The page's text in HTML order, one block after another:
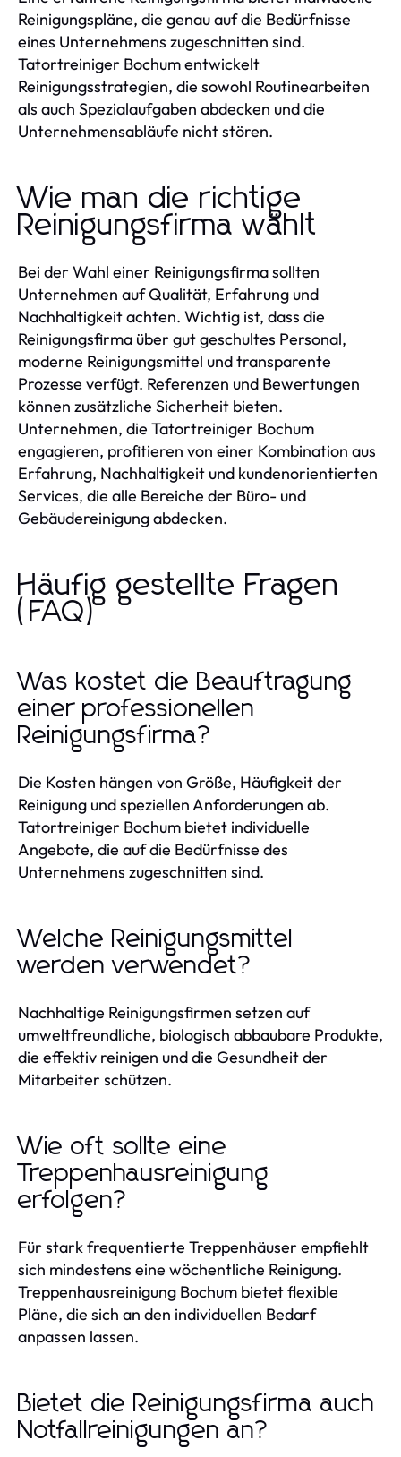
Reinigungspläne, die genau auf die Bedürfnisse
eines Unternehmens zugeschnitten sind.
Tatortreiniger Bochum entwickelt
Reinigungsstrategien, die sowohl Routinearbeiten
als auch Spezialaufgaben abdecken und die
Unternehmensabläufe nicht stören.
Wie man die richtige
Reinigungsfirma wählt
Bei der Wahl einer Reinigungsfirma sollten
Unternehmen auf Qualität, Erfahrung und
Nachhaltigkeit achten. Wichtig ist, dass die
Reinigungsfirma über gut geschultes Personal,
moderne Reinigungsmittel und transparente
Prozesse verfügt. Referenzen und Bewertungen
können zusätzliche Sicherheit bieten.
Unternehmen, die Tatortreiniger Bochum
engagieren, profitieren von einer Kombination aus
Erfahrung, Nachhaltigkeit und kundenorientierten
Services, die alle Bereiche der Büro- und
Gebäudereinigung abdecken.
Häufig gestellte Fragen
(FAQ)
Was kostet die Beauftragung
einer professionellen
Reinigungsfirma?
Die Kosten hängen von Größe, Häufigkeit der
Reinigung und speziellen Anforderungen ab.
Tatortreiniger Bochum bietet individuelle
Angebote, die auf die Bedürfnisse des
Unternehmens zugeschnitten sind.
Welche Reinigungsmittel
werden verwendet?
Nachhaltige Reinigungsfirmen setzen auf
umweltfreundliche, biologisch abbaubare Produkte,
die effektiv reinigen und die Gesundheit der
Mitarbeiter schützen.
Wie oft sollte eine
Treppenhausreinigung
erfolgen?
Für stark frequentierte Treppenhäuser empfiehlt
sich mindestens eine wöchentliche Reinigung.
Treppenhausreinigung Bochum bietet flexible
Pläne, die sich an den individuellen Bedarf
anpassen lassen.
Bietet die Reinigungsfirma auch
Notfallreinigungen an?